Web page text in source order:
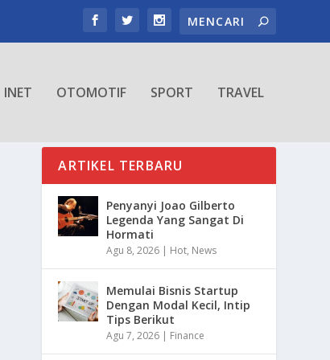
INET OTOMOTIF SPORT TRAVEL
ARTIKEL TERBARU
Penyanyi Joao Gilberto
Legenda Yang Sangat Di
Hormati
Agu 8, 2026 | Hot, News
Memulai Bisnis Startup
Dengan Modal Kecil, Intip
Tips Berikut
Agu 7, 2026 | Finance